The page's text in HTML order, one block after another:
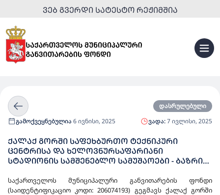
ᲕᲔᲑ ᲒᲕᲔᲠᲓᲘ ᲡᲐᲢᲔᲡᲢᲝ ᲠᲔᲟᲘᲛᲨᲘᲐ
დასრულებული
გამოქვეყნებულია 6 ივნისი, 2025 ვადა:7 ივლისი, 2025
ᲥᲐᲚᲐᲥ ᲒᲝᲠᲨᲘ ᲡᲐᲤᲔᲮᲑᲣᲠᲗᲝ ᲢᲔᲥᲜᲘᲙᲣᲠᲘ
ᲪᲔᲜᲢᲠᲘᲡᲐ ᲓᲐ ᲮᲔᲚᲝᲕᲜᲣᲠᲡᲐᲤᲐᲠᲘᲐᲜᲘ
ᲡᲢᲐᲓᲘᲝᲜᲘᲡ ᲡᲐᲛᲨᲔᲜᲔᲑᲚᲝ ᲡᲐᲛᲣᲨᲐᲝᲔᲑᲘ - ᲑᲐᲖᲠᲘᲡ
საქართველოს მუნიციპალური განვითარების ფონდი
(საიდენტიფიკაციო კოდი: 206074193) გეგმავს ქალაქ გორში